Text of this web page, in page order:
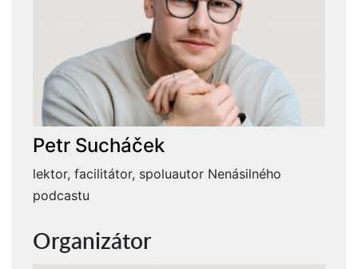
Petr Sucháček
lektor, facilitátor, spoluautor Nenásilného
podcastu
Organizátor